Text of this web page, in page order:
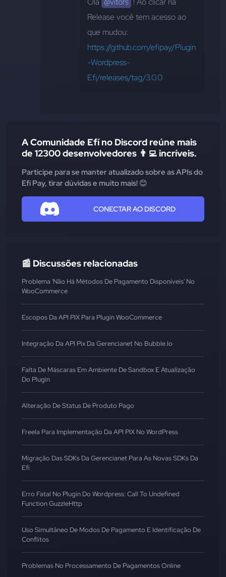
Release você tem acesso ao
https://github.com/efipay/Plugin
-Wordpress-
Efi/releases/tag/3.0.0
A Comunidade Efí no Discord reúne mais
de 12300 desenvolvedores 👨‍💻 incríveis.
Participe para se manter atualizado sobre as APIs do
Efí Pay, tirar dúvidas e muito mais! 😊
CONECTAR AO DISCORD
📰 Discussões relacionadas
Problema 'Não Há Métodos De Pagamento Disponíveis' No
WooCommerce
Escopos Da API PIX Para Plugin WooCommerce
Integração Da API Pix Da Gerencianet No Bubble.io
Falta De Máscaras Em Ambiente De Sandbox E Atualização
Do Plugin
Alteração De Status De Produto Pago
Freela Para Implementação Da API PIX No WordPress
Migração Das SDKs Da Gerencianet Para As Novas SDKs Da
Efí
Erro Fatal No Plugin Do Wordpress: Call To Undefined
Function GuzzleHttp
Uso Simultâneo De Modos De Pagamento E Identificação De
Conflitos
Problemas No Processamento De Pagamentos Online